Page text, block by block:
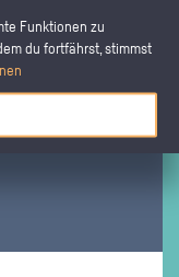
Funktionen zu
du fortfährst, stimmst